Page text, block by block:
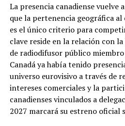
La presencia canadiense vuelve
que la pertenencia geográfica
es el único criterio para
clave reside en la relación con
de radiodifusor público
Canadá ya había tenido
universo eurovisivo a través de
intereses comerciales y la
canadienses vinculados a
2027 marcará su estreno oficial